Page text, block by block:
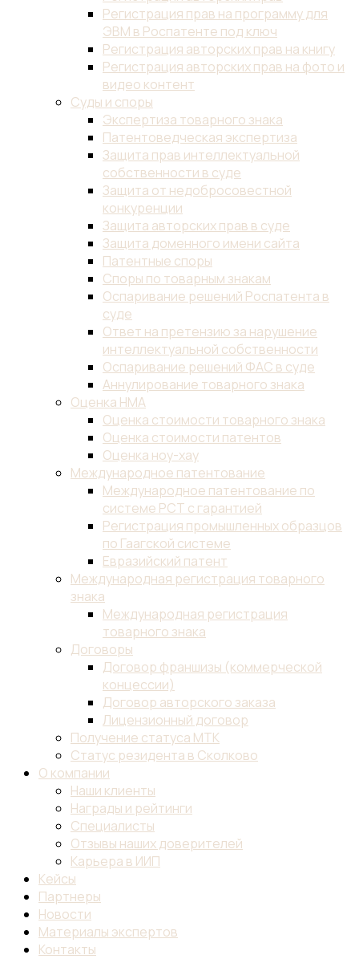
Регистрация прав на программу для
ЭВМ в Роспатенте под ключ
Регистрация авторских прав на книгу
Регистрация авторских прав на фото и
видео контент
Суды и споры
Экспертиза товарного знака
Патентоведческая экспертиза
Защита прав интеллектуальной
собственности в суде
Защита от недобросовестной
конкуренции
Защита авторских прав в суде
Защита доменного имени сайта
Патентные споры
Споры по товарным знакам
Оспаривание решений Роспатента в
суде
Ответ на претензию за нарушение
интеллектуальной собственности
Оспаривание решений ФАС в суде
Аннулирование товарного знака
Оценка НМА
Оценка стоимости товарного знака
Оценка стоимости патентов
Оценка ноу-хау
Международное патентование
Международное патентование по
системе PCT с гарантией
Регистрация промышленных образцов
по Гаагской системе
Евразийский патент
Международная регистрация товарного
знака
Международная регистрация
товарного знака
Договоры
Договор франшизы (коммерческой
концессии)
Договор авторского заказа
Лицензионный договор
Получение статуса МТК
Статус резидента в Сколково
О компании
Наши клиенты
Награды и рейтинги
Специалисты
Отзывы наших доверителей
Карьера в ИИП
Кейсы
Партнеры
Новости
Материалы экспертов
Контакты